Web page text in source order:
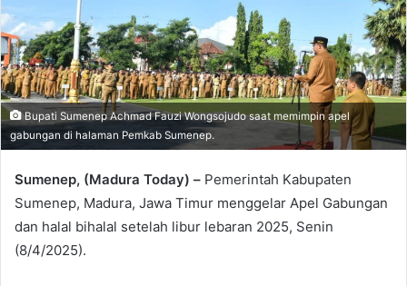
Bupati Sumenep Achmad Fauzi Wongsojudo saat memimpin apel
gabungan di halaman Pemkab Sumenep.
Sumenep, (Madura Today) – Pemerintah Kabupaten
Sumenep, Madura, Jawa Timur menggelar Apel Gabungan
dan halal bihalal setelah libur lebaran 2025, Senin
(8/4/2025).